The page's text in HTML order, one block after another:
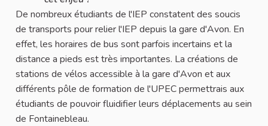
De nombreux étudiants de l'IEP constatent des soucis
de transports pour relier l'IEP depuis la gare d'Avon. En
effet, les horaires de bus sont parfois incertains et la
distance a pieds est très importantes. La créations de
stations de vélos accessible à la gare d'Avon et aux
différents pôle de formation de l'UPEC permettrais aux
étudiants de pouvoir fluidifier leurs déplacements au sein
de Fontainebleau.